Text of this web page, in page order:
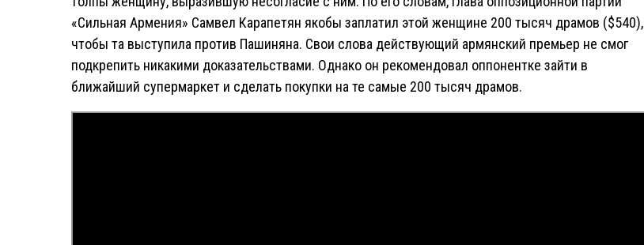
«Сильная Армения» Самвел Карапетян якобы заплатил этой женщине 200 тысяч драмов ($540),
чтобы та выступила против Пашиняна. Свои слова действующий армянский премьер не смог
подкрепить никакими доказательствами. Однако он рекомендовал оппонентке зайти в
ближайший супермаркет и сделать покупки на те самые 200 тысяч драмов.